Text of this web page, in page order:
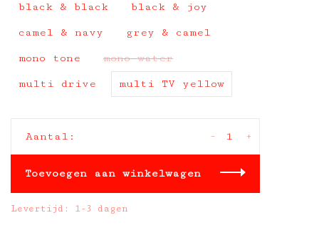
black & black black & joy
camel & navy grey & camel
mono tone mono water
multi drive multi TV yellow
Aantal: +
-
Toevoegen aan winkelwagen
Levertijd: 1-3 dagen